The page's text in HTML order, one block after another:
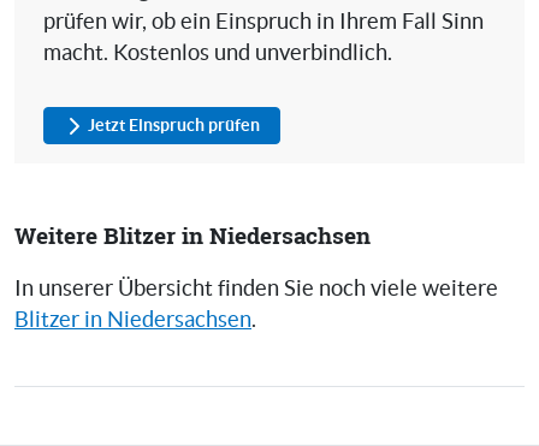
prüfen wir, ob ein Einspruch in Ihrem Fall Sinn
macht. Kostenlos und unverbindlich.
Jetzt Einspruch prüfen
Weitere Blitzer in Niedersachsen
In unserer Übersicht finden Sie noch viele weitere
Blitzer in Niedersachsen.